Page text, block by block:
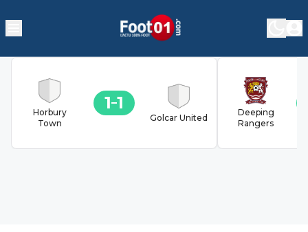
Horbury
Town
1 1
Golcar United
Deeping
Rangers